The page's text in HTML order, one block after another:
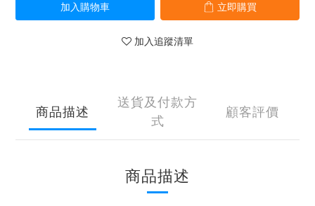
加入購物車 立即購買
加入追蹤清單
商品描述
送貨及付款方
式
顧客評價
商品描述